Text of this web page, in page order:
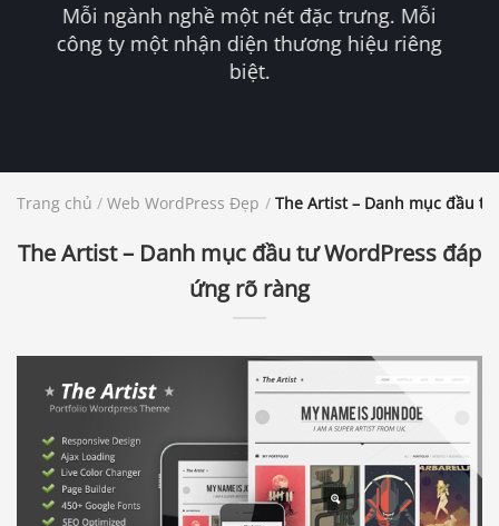
Mỗi ngành nghề một nét đặc trưng. Mỗi
công ty một nhận diện thương hiệu riêng
biệt.
Trang chủ / Web WordPress Đẹp / The Artist – Danh mục đầu
The Artist – Danh mục đầu tư WordPress đáp
ứng rõ ràng